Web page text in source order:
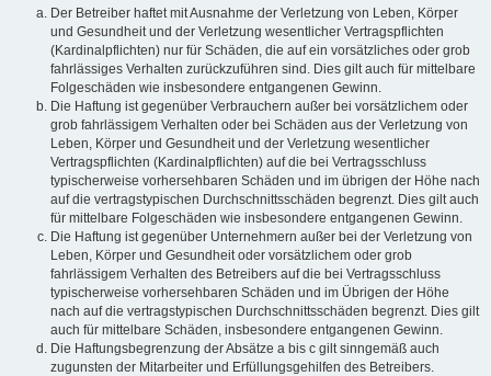
Der Betreiber haftet mit Ausnahme der Verletzung von Leben, Körper
und Gesundheit und der Verletzung wesentlicher Vertragspflichten
(Kardinalpflichten) nur für Schäden, die auf ein vorsätzliches oder grob
fahrlässiges Verhalten zurückzuführen sind. Dies gilt auch für mittelbare
Folgeschäden wie insbesondere entgangenen Gewinn.
Die Haftung ist gegenüber Verbrauchern außer bei vorsätzlichem oder
grob fahrlässigem Verhalten oder bei Schäden aus der Verletzung von
Leben, Körper und Gesundheit und der Verletzung wesentlicher
Vertragspflichten (Kardinalpflichten) auf die bei Vertragsschluss
typischerweise vorhersehbaren Schäden und im übrigen der Höhe nach
auf die vertragstypischen Durchschnittsschäden begrenzt. Dies gilt auch
für mittelbare Folgeschäden wie insbesondere entgangenen Gewinn.
Die Haftung ist gegenüber Unternehmern außer bei der Verletzung von
Leben, Körper und Gesundheit oder vorsätzlichem oder grob
fahrlässigem Verhalten des Betreibers auf die bei Vertragsschluss
typischerweise vorhersehbaren Schäden und im Übrigen der Höhe
nach auf die vertragstypischen Durchschnittsschäden begrenzt. Dies gilt
auch für mittelbare Schäden, insbesondere entgangenen Gewinn.
Die Haftungsbegrenzung der Absätze a bis c gilt sinngemäß auch
zugunsten der Mitarbeiter und Erfüllungsgehilfen des Betreibers.